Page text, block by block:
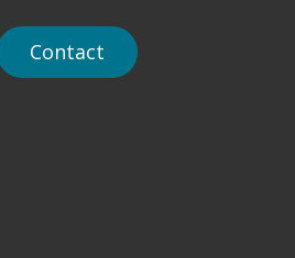
Contact